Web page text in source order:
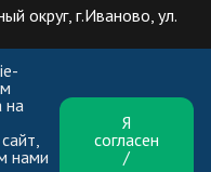
округ, г.Иваново, ул.
+7 (4932) 32-62-
на
нами
Я
согласен
/